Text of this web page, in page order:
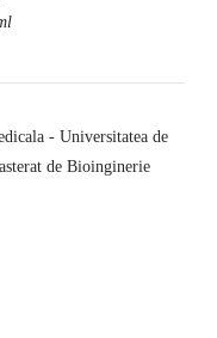
- Universitatea de
de Bioinginerie